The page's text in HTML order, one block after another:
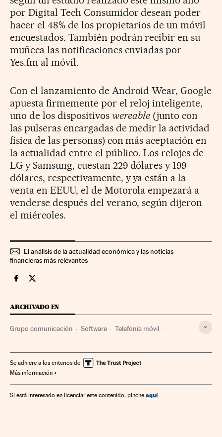
por Digital Tech Consumidor desean poder
hacer el 48% de los propietarios de un móvil
encuestados. También podrán recibir en su
muñeca las notificaciones enviadas por
Yes.fm al móvil.
Con el lanzamiento de Android Wear, Google
apuesta firmemente por el reloj inteligente,
uno de los dispositivos wereable (junto con
las pulseras encargadas de medir la actividad
física de las personas) con más aceptación en
la actualidad entre el público. Los relojes de
LG y Samsung, cuestan 229 dólares y 199
dólares, respectivamente, y ya están a la
venta en EEUU, el de Motorola empezará a
venderse después del verano, según dijeron
el miércoles.
El análisis de la actualidad económica y las noticias
financieras más relevantes
Companias Cinco Días en Facebook
Companias Cinco Días en Twitter
ARCHIVADO EN
Grupo comunicación Software Telefonía móvil
Telefonía Comunicación Telecomunicaciones
Relojería Comunicaciones
Aplicaciones informáticas Complementos moda
Se adhiere a los criterios de
Más información
Si está interesado en licenciar este contenido, pinche aquí